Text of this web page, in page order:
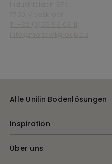
Alle Unilin Bodenlösungen
Inspiration
Über uns